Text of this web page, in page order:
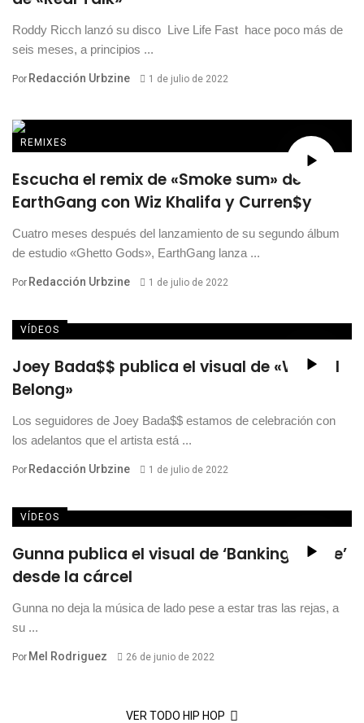
Roddy Ricch lanzó su disco Live Life Fast hace poco más de
seis meses, a principios ...
Por Redacción Urbzine 1 de julio de 2022
REMIXES
Escucha el remix de «Smoke sum» de
EarthGang con Wiz Khalifa y Curren$y
Cuatro meses después del lanzamiento de su segundo álbum
de estudio «Ghetto Gods», EarthGang lanza ...
Por Redacción Urbzine 1 de julio de 2022
VÍDEOS
Joey Bada$$ publica el visual de «Where I
Belong»
Los seguidores de Joey Bada$$ estamos de celebración con
los adelantos que el artista está ...
Por Redacción Urbzine 1 de julio de 2022
VÍDEOS
Gunna publica el visual de ‘Banking On Me’
desde la cárcel
Gunna no deja la música de lado pese a estar tras las rejas, a
su ...
Por Mel Rodriguez 26 de junio de 2022
VER TODO HIP HOP